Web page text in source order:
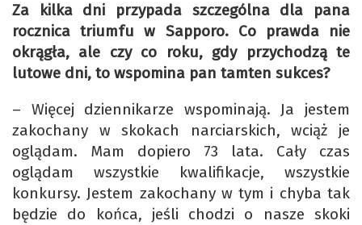
Za kilka dni przypada szczególna dla pana
rocznica triumfu w Sapporo. Co prawda nie
okrągła, ale czy co roku, gdy przychodzą te
lutowe dni, to wspomina pan tamten sukces?
– Więcej dziennikarze wspominają. Ja jestem
zakochany w skokach narciarskich, wciąż je
oglądam. Mam dopiero 73 lata. Cały czas
oglądam wszystkie kwalifikacje, wszystkie
konkursy. Jestem zakochany w tym i chyba tak
będzie do końca, jeśli chodzi o nasze skoki